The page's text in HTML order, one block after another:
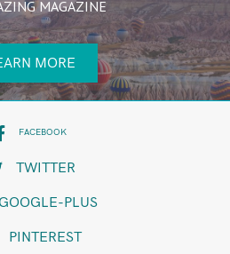
MAGAZINE
MORE
FACEBOOK
TWITTER
GOOGLE-PLUS
PINTEREST